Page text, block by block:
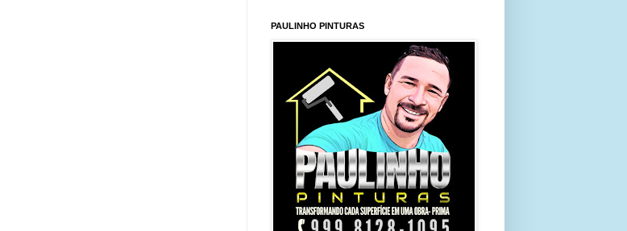
PAULINHO PINTURAS